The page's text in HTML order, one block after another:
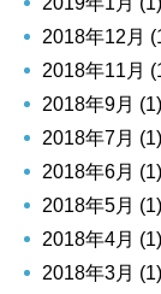
2018年12月
2018年11月
2018年9月 (1)
2018年7月 (1)
2018年6月 (1)
2018年5月 (1)
2018年4月 (1)
2018年3月 (1)